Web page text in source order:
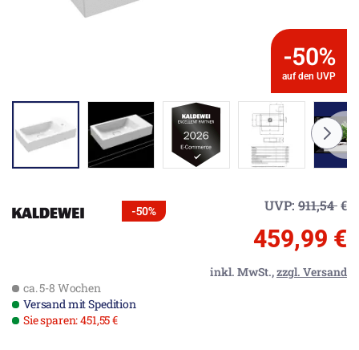
-50%
auf den UVP
-50% UVP: 911,54€
459,99 €
inkl. MwSt.,zzgl. Versand
ca. 5-8 Wochen
Versand mit Spedition
Sie sparen: 451,55 €